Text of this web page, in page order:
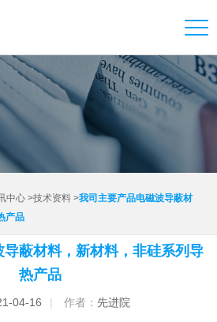
中心 >技术资料 >我司主要产品电磁波导蔽材
产品
蔽材料，新材料，非硅系列导
热产品
04-16 | 作者： 先进院